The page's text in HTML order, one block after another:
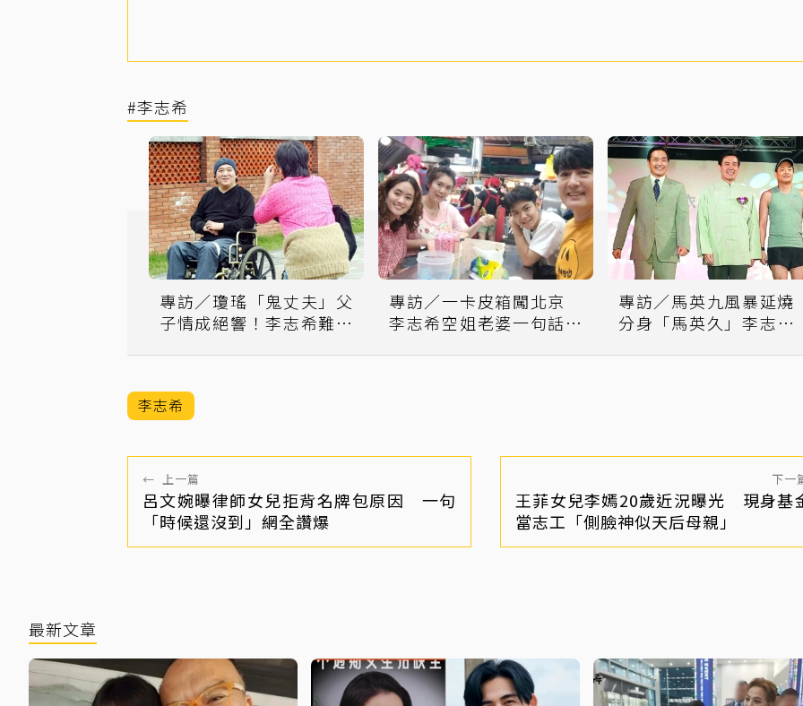
#李志希
專訪／瓊瑤「鬼丈夫」父
子情成絕響！李志希難過
專訪／一卡皮箱闖北京
李志希空姐老婆一句話成
專訪／馬英九風暴延燒
分身「馬英久」李志希難
李志希
← 上一篇
呂文婉曝律師女兒拒背名牌包原因 一句
「時候還沒到」網全讚爆
下一
王菲女兒李嫣20歲近況曝光 現身基
當志工「側臉神似天后母親」
最新文章